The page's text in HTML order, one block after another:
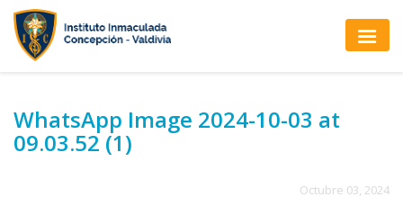
WhatsApp Image 2024-10-03 at
09.03.52 (1)
Octubre 03, 2024